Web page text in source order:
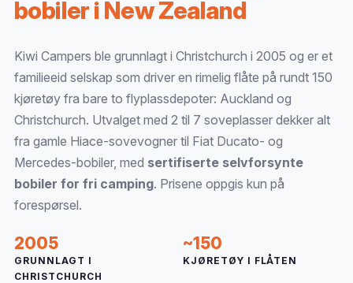
bobiler i New Zealand
Kiwi Campers ble grunnlagt i Christchurch i 2005 og er et
familieeid selskap som driver en rimelig flåte på rundt 150
kjøretøy fra bare to flyplassdepoter: Auckland og
Christchurch. Utvalget med 2 til 7 soveplasser dekker alt
fra gamle Hiace-sovevogner til Fiat Ducato- og
Mercedes-bobiler, med sertifiserte selvforsynte
bobiler for fri camping. Prisene oppgis kun på
forespørsel.
2005
GRUNNLAGT I
CHRISTCHURCH
~150
KJØRETØY I FLÅTEN